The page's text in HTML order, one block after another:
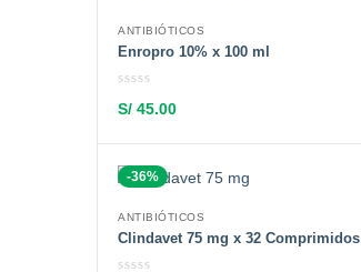
ANTIBIÓTICOS
Enropro 10% x 100 ml
S/ 45.00
-36%
ANTIBIÓTICOS
Clindavet 75 mg x 32 Comprimidos